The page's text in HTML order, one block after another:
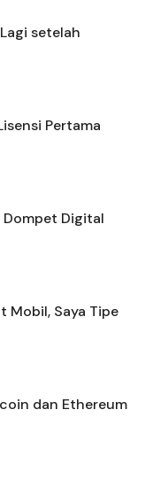
setelah
Pertama
Dompet Digital
Mobil, Saya Tipe
dan Ethereum